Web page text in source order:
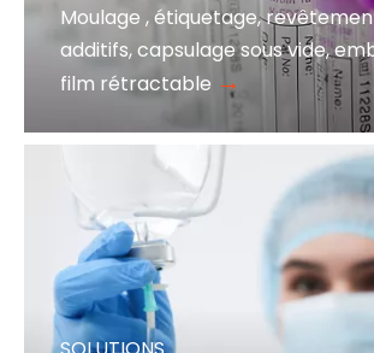
Moulage , étiquetage,
additifs, capsulage sous vide,
film rétractable →